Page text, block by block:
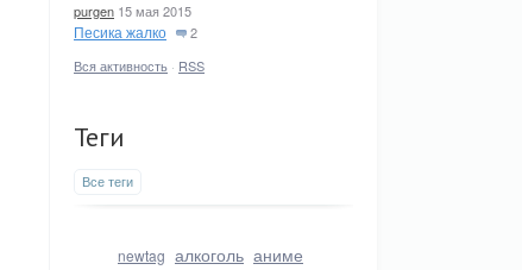
purgen 15 мая 2015
Песика жалко
2
Вся активность · RSS
Теги
Все теги
newtag алкоголь аниме